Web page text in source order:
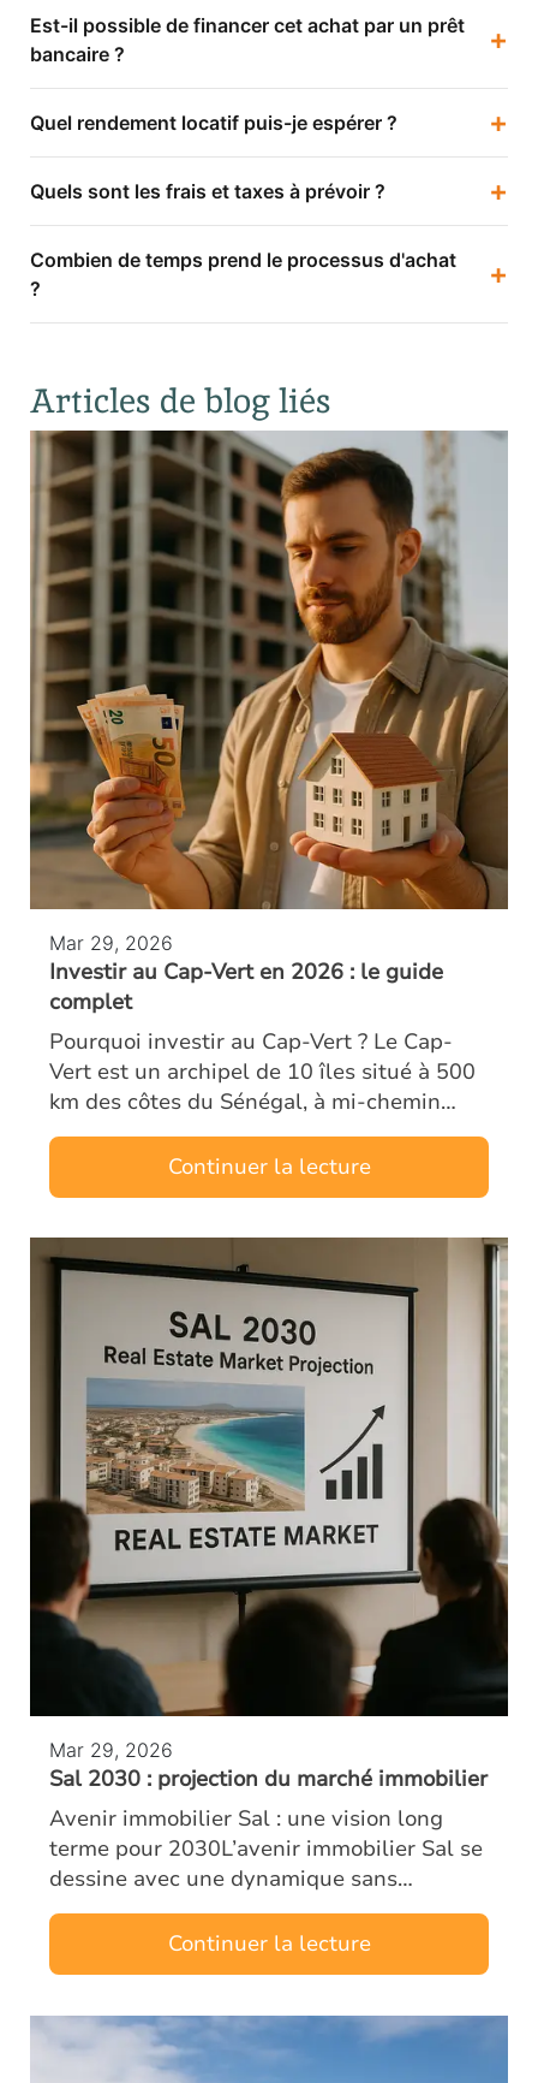
Est-il possible de financer cet achat par un prêt
bancaire ?
+
Quel rendement locatif puis-je espérer ? +
Quels sont les frais et taxes à prévoir ? +
Combien de temps prend le processus d'achat
?
+
Articles de blog liés
Mar 29, 2026
Investir au Cap-Vert en 2026 : le guide
complet
Pourquoi investir au Cap-Vert ? Le Cap-
Vert est un archipel de 10 îles situé à 500
km des côtes du Sénégal, à mi-chemin
entre l’Europe et le Brésil. Ancien territoire
portugais, le pays bénéficie d’un…
Continuer la lecture
Mar 29, 2026
Sal 2030 : projection du marché immobilier
Avenir immobilier Sal : une vision long
terme pour 2030L’avenir immobilier Sal se
dessine avec une dynamique sans
précédent. Dès aujourd’hui, investisseurs
et analystes observent une transformation
pr…
Continuer la lecture